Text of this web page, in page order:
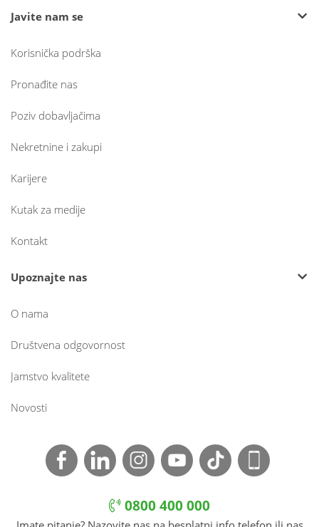
Javite nam se
Korisnička podrška
Pronađite nas
Poziv dobavljačima
Nekretnine i zakupi
Karijere
Kutak za medije
Kontakt
Upoznajte nas
O nama
Društvena odgovornost
Jamstvo kvalitete
Novosti
0800 400 000